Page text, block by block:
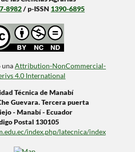
8982/ p-ISSN 1390-6895
unaAttribution-NonCommercial-
4.0 International
Técnica de Manabí
Guevara. Tercera puerta
- Manabí - Ecuador
Postal 130105
index.php/latecnica/index